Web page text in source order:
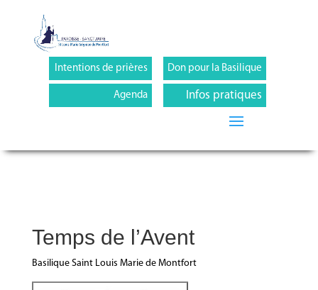
Intentions de prières
Agenda
Don pour la Basilique
Infos pratiques
Temps de l’Avent
Basilique Saint Louis Marie de Montfort